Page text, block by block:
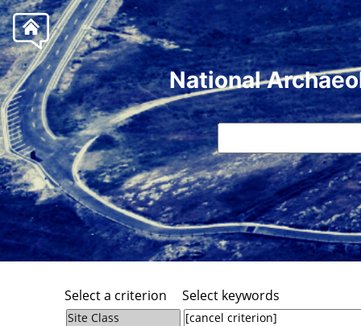
National
Select a criterion Select keywords